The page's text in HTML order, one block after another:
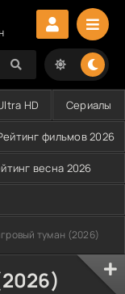
HD Сериалы
фильмов 2026
весна 2026
туман (2026)